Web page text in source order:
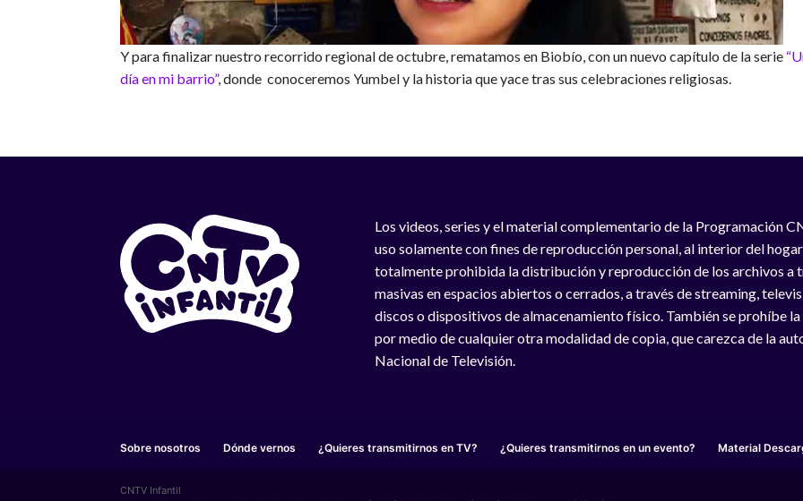
Y para finalizar nuestro recorrido regional de octubre, rematamos en Biobío, con un nuevo capítulo de la serie
día en mi barrio”, donde conoceremos Yumbel y la historia que yace tras sus celebraciones religiosas.
Los videos, series y el material complementario de la Programación
uso solamente con fines de reproducción personal, al interior del
totalmente prohibida la distribución y reproducción de los archivos a
masivas en espacios abiertos o cerrados, a través de streaming,
discos o dispositivos de almacenamiento físico. También se prohíbe
por medio de cualquier otra modalidad de copia, que carezca de la
Nacional de Televisión.
Sobre nosotros Dónde vernos ¿Quieres transmitirnos en TV? ¿Quieres transmitirnos en un evento? Material
CNTV Infantil